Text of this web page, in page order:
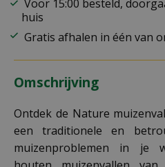
Voor 15:00 besteld,
huis
Gratis afhalen in één van
Omschrijving
Ontdek de Nature
een traditionele en
muizenproblemen in je